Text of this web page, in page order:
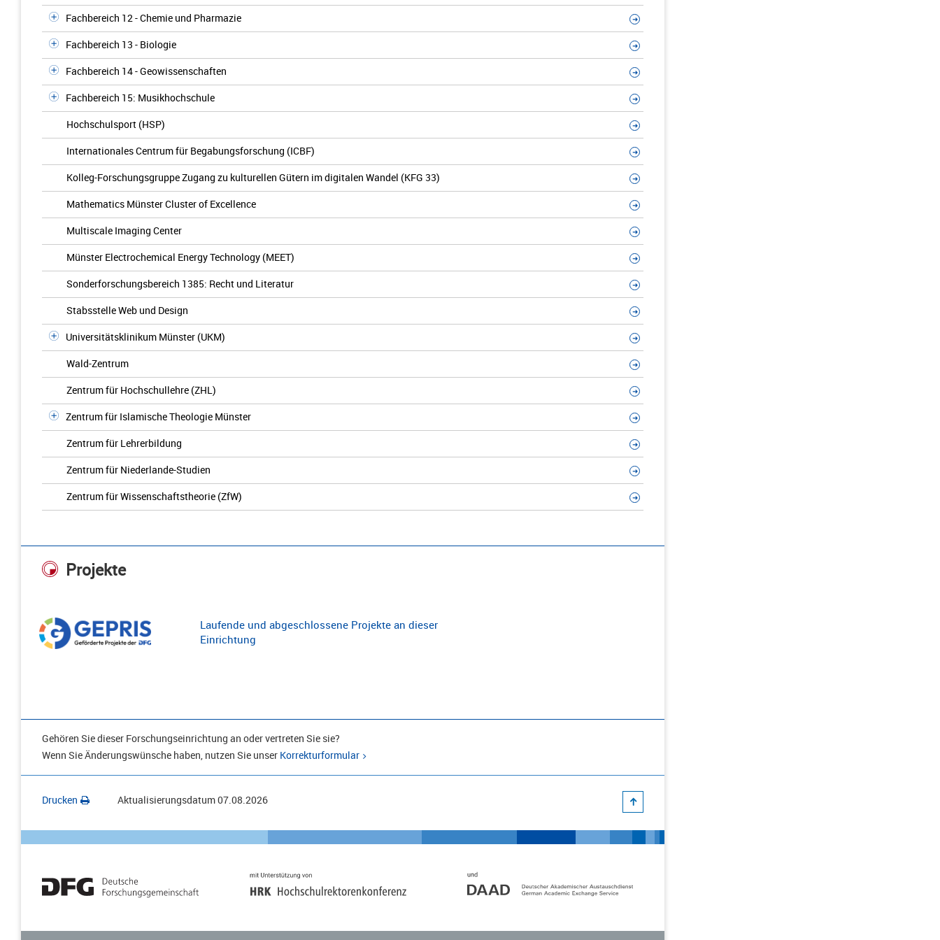
Fachbereich 12 - Chemie und Pharmazie
Fachbereich 13 - Biologie
Fachbereich 14 - Geowissenschaften
Fachbereich 15: Musikhochschule
Hochschulsport (HSP)
Internationales Centrum für Begabungsforschung (ICBF)
Kolleg-Forschungsgruppe Zugang zu kulturellen Gütern im digitalen Wandel (KFG 33)
Mathematics Münster Cluster of Excellence
Multiscale Imaging Center
Münster Electrochemical Energy Technology (MEET)
Sonderforschungsbereich 1385: Recht und Literatur
Stabsstelle Web und Design
Universitätsklinikum Münster (UKM)
Wald-Zentrum
Zentrum für Hochschullehre (ZHL)
Zentrum für Islamische Theologie Münster
Zentrum für Lehrerbildung
Zentrum für Niederlande-Studien
Zentrum für Wissenschaftstheorie (ZfW)
Projekte
Laufende und abgeschlossene Projekte an dieser
Einrichtung
Gehören Sie dieser Forschungseinrichtung an oder vertreten Sie sie?
Wenn Sie Änderungswünsche haben, nutzen Sie unser Korrekturformular
Drucken Aktualisierungsdatum07.08.2026